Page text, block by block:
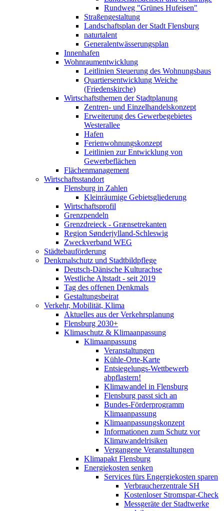
Rundweg "Grünes Hufeisen"
Straßengestaltung
Landschaftsplan der Stadt Flensburg
naturtalent
Generalentwässerungsplan
Innenhafen
Wohnraumentwicklung
Leitlinien Steuerung des Wohnungsbaus
Quartiersentwicklung Weiche
(Friedenskirche)
Wirtschaftsthemen der Stadtplanung
Zentren- und Einzelhandelskonzept
Erweiterung des Gewerbegebietes
Westerallee
Hafen
Ferienwohnungskonzept
Leitlinien zur Entwicklung von
Gewerbeflächen
Flächenmanagement
Wirtschaftsstandort
Flensburg in Zahlen
Kleinräumige Gebietsgliederung
Wirtschaftsprofil
Grenzpendeln
Grenzdreieck - Grænsetrekanten
Region Sønderjylland-Schleswig
Zweckverband WEG
Städtebauförderung
Denkmalschutz und Stadtbildpflege
Deutsch-Dänische Kulturachse
Westliche Altstadt - seit 2019
Tag des offenen Denkmals
Gestaltungsbeirat
Verkehr, Mobilität, Klima
Aktuelles aus der Verkehrsplanung
Flensburg 2030+
Klimaschutz & Klimaanpassung
Klimaanpassung
Veranstaltungen
Kühle-Orte-Karte
Entsiegelungs-Wettbewerb
abpflastern!
Klimawandel in Flensburg
Flensburg passt sich an
Bundes-Förderprogramm
Klimaanpassung
Klimaanpassungskonzept
Informationen zum Schutz vor
Klimawandelrisiken
Vergangene Veranstaltungen
Klimapakt Flensburg
Energiekosten senken
Services fürs Engergiekosten sparen
Verbraucherzentrale SH
Kostenloser Stromspar-Check
Messgeräte der Stadtwerke